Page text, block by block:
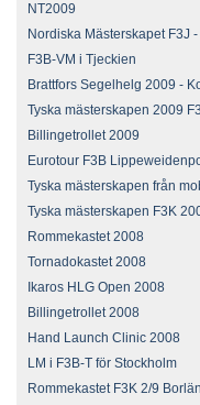
NT2009
Nordiska Mästerskapet F3J
F3B-VM i Tjeckien
Brattfors Segelhelg 2009 -
Tyska mästerskapen 2009
Billingetrollet 2009
Eurotour F3B
Tyska mästerskapen från
Tyska mästerskapen F3K
Rommekastet 2008
Tornadokastet 2008
Ikaros HLG Open 2008
Billingetrollet 2008
Hand Launch Clinic 2008
LM i F3B-T för Stockholm
Rommekastet F3K 2/9